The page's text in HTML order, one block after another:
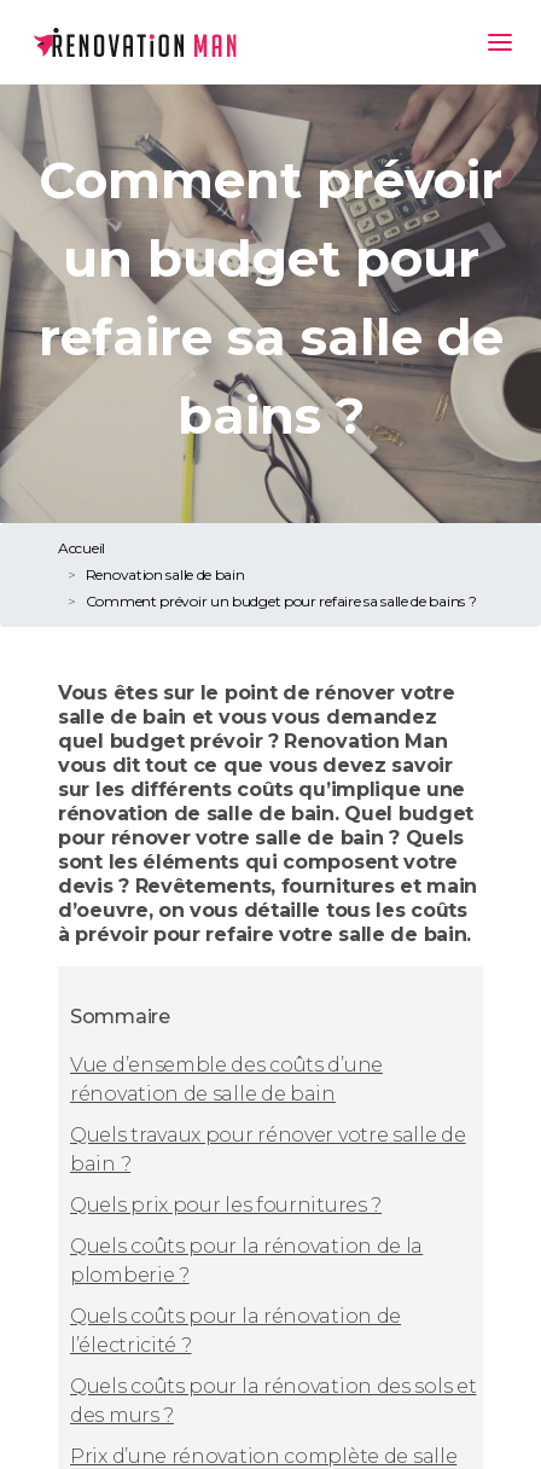
Comment prévoir
un budget pour
refaire sa salle de
bains ?
Accueil
Renovation salle de bain
Comment prévoir un budget pour refaire sa salle de bains ?
Vous êtes sur le point de rénover votre
salle de bain et vous vous demandez
quel budget prévoir ? Renovation Man
vous dit tout ce que vous devez savoir
sur les différents coûts qu’implique une
rénovation de salle de bain. Quel budget
pour rénover votre salle de bain ? Quels
sont les éléments qui composent votre
devis ? Revêtements, fournitures et main
d’oeuvre, on vous détaille tous les coûts
à prévoir pour refaire votre salle de bain.
Sommaire
Vue d’ensemble des coûts d’une
rénovation de salle de bain
Quels travaux pour rénover votre salle de
bain ?
Quels prix pour les fournitures ?
Quels coûts pour la rénovation de la
plomberie ?
Quels coûts pour la rénovation de
l’électricité ?
Quels coûts pour la rénovation des sols et
des murs ?
Prix d’une rénovation complète de salle